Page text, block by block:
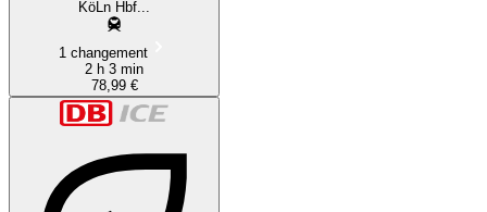
KöLn Hbf...
1 changement
2 h 3 min
78,99 €